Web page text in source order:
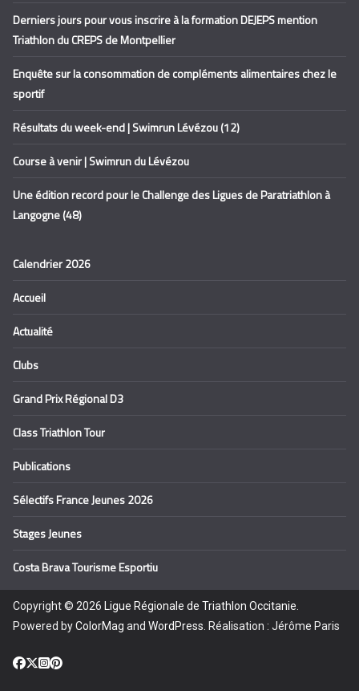
Derniers jours pour vous inscrire à la formation DEJEPS mention
Triathlon du CREPS de Montpellier
Enquête sur la consommation de compléments alimentaires chez le
sportif
Résultats du week-end | Swimrun Lévézou (12)
Course à venir | Swimrun du Lévézou
Une édition record pour le Challenge des Ligues de Paratriathlon à
Langogne (48)
Calendrier 2026
Accueil
Actualité
Clubs
Grand Prix Régional D3
Class Triathlon Tour
Publications
Sélectifs France Jeunes 2026
Stages Jeunes
Costa Brava Tourisme Esportiu
Copyright © 2026 Ligue Régionale de Triathlon Occitanie
Powered byColorMag and WordPress . Réalisation : Jérôme Paris